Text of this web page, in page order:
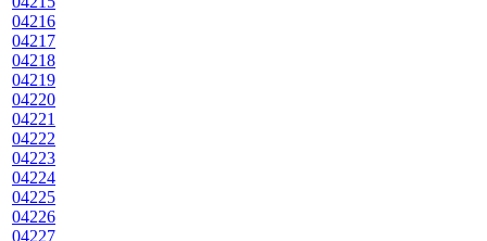
04216
04217
04218
04219
04220
04221
04222
04223
04224
04225
04226
04227